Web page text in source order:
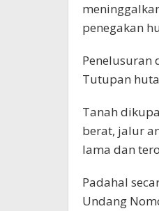
penegakan
Penelusuran
Tutupan
Tanah
berat, jalur
lama dan
Padahal
Undang